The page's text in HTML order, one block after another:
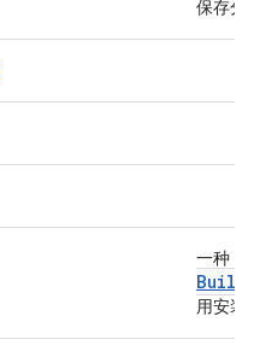
保存分
一种
Build
用安装